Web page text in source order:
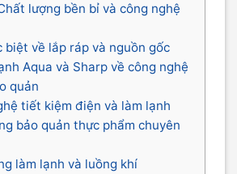
lượng bền bỉ và công nghệ
biệt về lắp ráp và nguồn gốc
Aqua và Sharp về công nghệ
quản
tiết kiệm điện và làm lạnh
bảo quản thực phẩm chuyên
làm lạnh và luồng khí